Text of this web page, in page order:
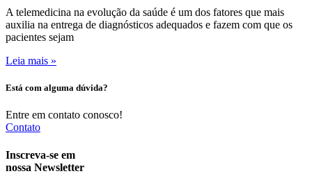
A telemedicina na evolução da saúde é um dos fatores que mais
auxilia na entrega de diagnósticos adequados e fazem com que os
pacientes sejam
Leia mais »
Está com alguma dúvida?
Entre em contato conosco!
Contato
Inscreva-se em
nossa Newsletter